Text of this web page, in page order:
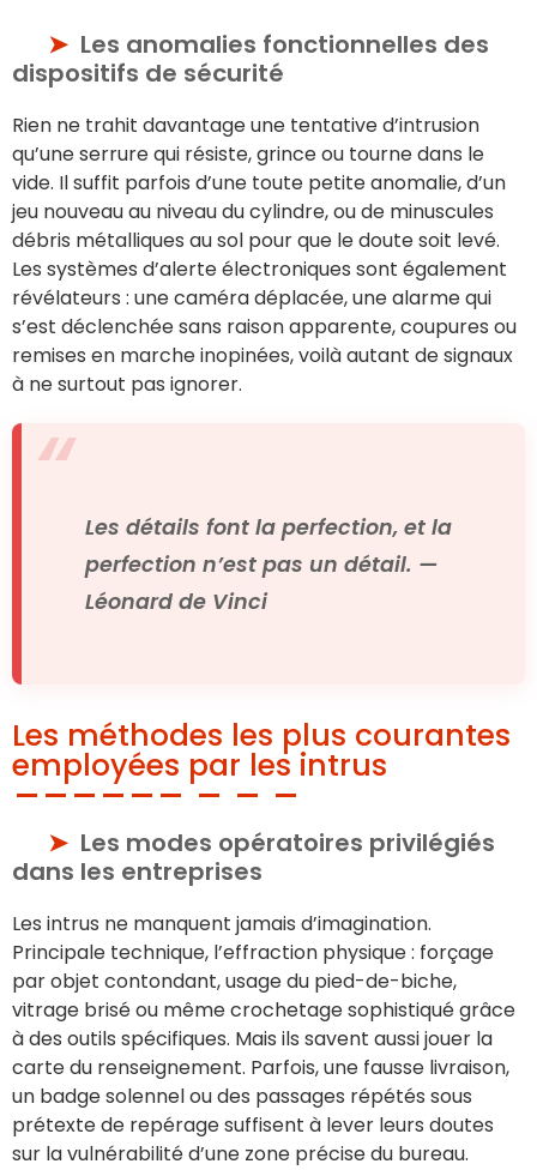
Les anomalies fonctionnelles des
dispositifs de sécurité
Rien ne trahit davantage une tentative d’intrusion
qu’une serrure qui résiste, grince ou tourne dans le
vide. Il suffit parfois d’une toute petite anomalie, d’un
jeu nouveau au niveau du cylindre, ou de minuscules
débris métalliques au sol pour que le doute soit levé.
Les systèmes d’alerte électroniques sont également
révélateurs : une caméra déplacée, une alarme qui
s’est déclenchée sans raison apparente, coupures ou
remises en marche inopinées, voilà autant de signaux
à ne surtout pas ignorer.
Les détails font la perfection, et la
perfection n’est pas un détail. —
Léonard de Vinci
Les méthodes les plus courantes
employées par les intrus
Les modes opératoires privilégiés
dans les entreprises
Les intrus ne manquent jamais d’imagination.
Principale technique, l’effraction physique : forçage
par objet contondant, usage du pied-de-biche,
vitrage brisé ou même crochetage sophistiqué grâce
à des outils spécifiques. Mais ils savent aussi jouer la
carte du renseignement. Parfois, une fausse livraison,
un badge solennel ou des passages répétés sous
prétexte de repérage suffisent à lever leurs doutes
sur la vulnérabilité d’une zone précise du bureau.